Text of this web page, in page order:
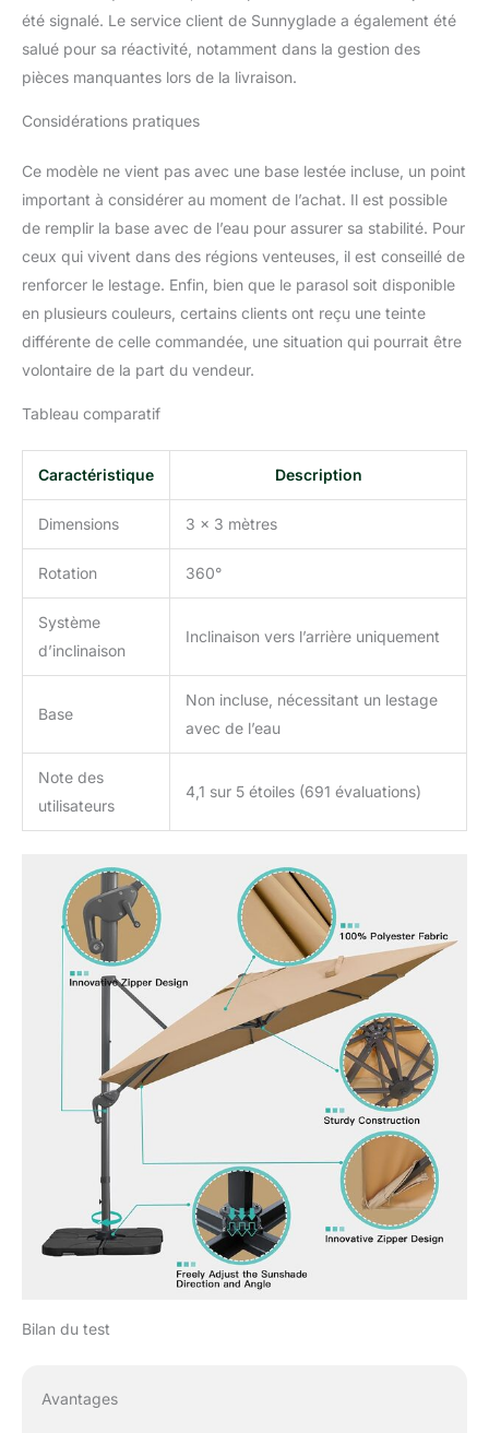
triangulaire améliorée
pour fournir une stabilité
à l'ensemble du
l'auvent. Rotation à 360°
et porte-à-faux réglable :
le parasol de terrasse
peut être tourné à 360°
horizontalement en
appuyant simplement
sur la pédale et en
tournant le poteau. En
outre, le système
d'inclinaison réglable à 4
soleil. Remarque : la base
du parasol n'est pas
incluse et ce parasol
d'extérieur ne peut pas
êtes à la recherche d'une
de terrasse, vous pouvez
B07L2S8X35 » pour plus
de détails. Afin de garder
le parapluie en parfait
état, nous vous
recommandons de
fermer l'auvent en cas de
vent.
été signalé. Le service client de Sunnyglade a également été
salué pour sa réactivité, notamment dans la gestion des
pièces manquantes lors de la livraison.
Considérations pratiques
Ce modèle ne vient pas avec une base lestée incluse, un point
important à considérer au moment de l’achat. Il est possible
de remplir la base avec de l’eau pour assurer sa stabilité. Pour
ceux qui vivent dans des régions venteuses, il est conseillé de
renforcer le lestage. Enfin, bien que le parasol soit disponible
en plusieurs couleurs, certains clients ont reçu une teinte
différente de celle commandée, une situation qui pourrait être
volontaire de la part du vendeur.
Tableau comparatif
Caractéristique Description
Dimensions 3 x 3 mètres
Rotation 360°
Système
d’inclinaison
Inclinaison vers l’arrière uniquement
Base
Non incluse, nécessitant un lestage
avec de l’eau
Note des
utilisateurs
4,1 sur 5 étoiles (691 évaluations)
Bilan du test
Avantages